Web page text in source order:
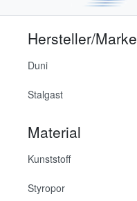
Hersteller/Marke
Duni
Stalgast
Material
Kunststoff
Styropor